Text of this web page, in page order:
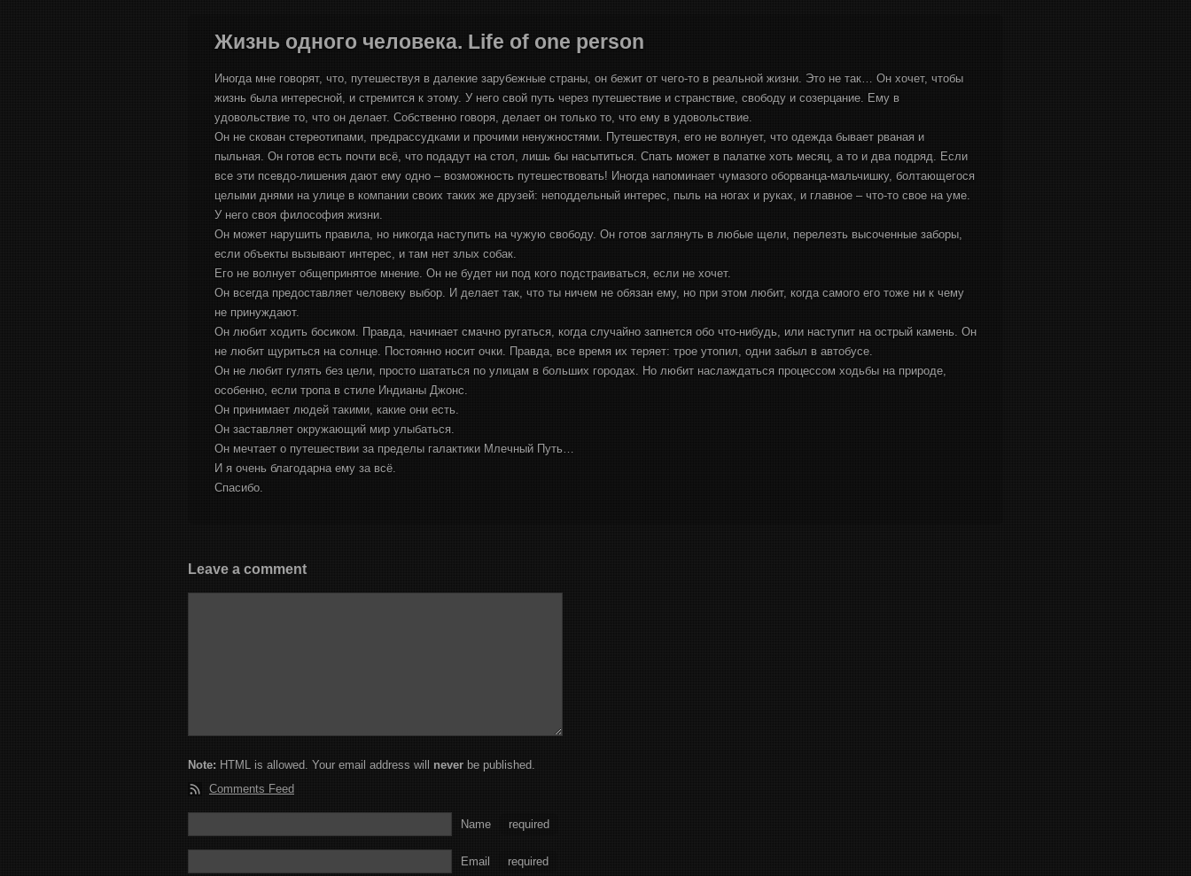
Жизнь одного человека. Life of one person
Иногда мне говорят, что, путешествуя в далекие зарубежные страны, он бежит от чего-то в реальной жизни. Это не так… Он хочет, чтобы
жизнь была интересной, и стремится к этому. У него свой путь через путешествие и странствие, свободу и созерцание. Ему в
удовольствие то, что он делает. Собственно говоря, делает он только то, что ему в удовольствие.
Он не скован стереотипами, предрассудками и прочими ненужностями. Путешествуя, его не волнует, что одежда бывает рваная и
пыльная. Он готов есть почти всё, что подадут на стол, лишь бы насытиться. Спать может в палатке хоть месяц, а то и два подряд. Если
все эти псевдо-лишения дают ему одно – возможность путешествовать! Иногда напоминает чумазого оборванца-мальчишку, болтающегося
целыми днями на улице в компании своих таких же друзей: неподдельный интерес, пыль на ногах и руках, и главное – что-то свое на уме.
У него своя философия жизни.
Он может нарушить правила, но никогда наступить на чужую свободу. Он готов заглянуть в любые щели, перелезть высоченные заборы,
если объекты вызывают интерес, и там нет злых собак.
Его не волнует общепринятое мнение. Он не будет ни под кого подстраиваться, если не хочет.
Он всегда предоставляет человеку выбор. И делает так, что ты ничем не обязан ему, но при этом любит, когда самого его тоже ни к чему
не принуждают.
Он любит ходить босиком. Правда, начинает смачно ругаться, когда случайно запнется обо что-нибудь, или наступит на острый камень. Он
не любит щуриться на солнце. Постоянно носит очки. Правда, все время их теряет: трое утопил, одни забыл в автобусе.
Он не любит гулять без цели, просто шататься по улицам в больших городах. Но любит наслаждаться процессом ходьбы на природе,
особенно, если тропа в стиле Индианы Джонс.
Он принимает людей такими, какие они есть.
Он заставляет окружающий мир улыбаться.
Он мечтает о путешествии за пределы галактики Млечный Путь…
И я очень благодарна ему за всё.
Спасибо.
Leave a comment
Note: HTML is allowed. Your email address will never be published.
Comments Feed
Name required
Email required